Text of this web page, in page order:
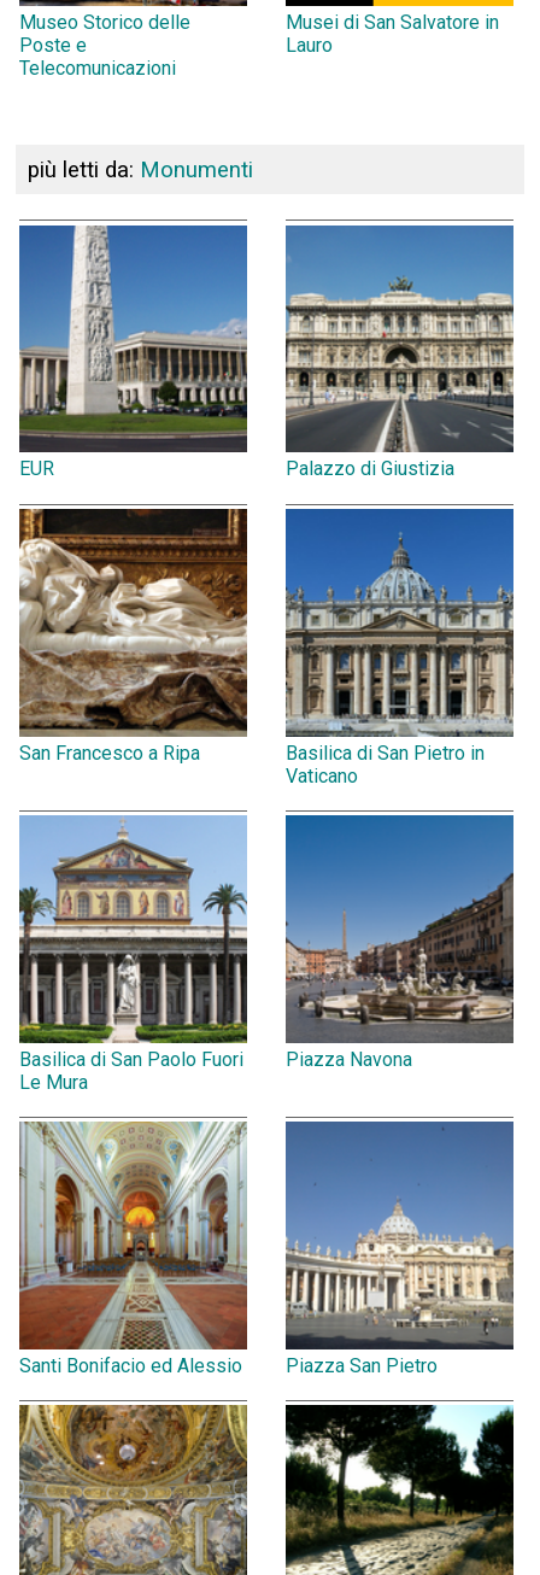
Museo Storico delle
Poste e
Telecomunicazioni
Musei di San Salvatore in
Lauro
più letti da: Monumenti
EUR Palazzo di Giustizia
San Francesco a Ripa
Basilica di San Pietro in
Vaticano
Basilica di San Paolo Fuori
Le Mura
Piazza Navona
Santi Bonifacio ed Alessio Piazza San Pietro